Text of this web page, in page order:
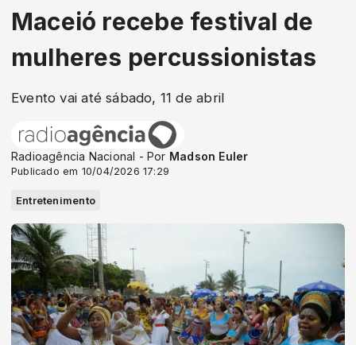
Maceió recebe festival de
mulheres percussionistas
Evento vai até sábado, 11 de abril
Radioagência Nacional - Por Madson Euler
Publicado em 10/04/2026 17:29
Entretenimento